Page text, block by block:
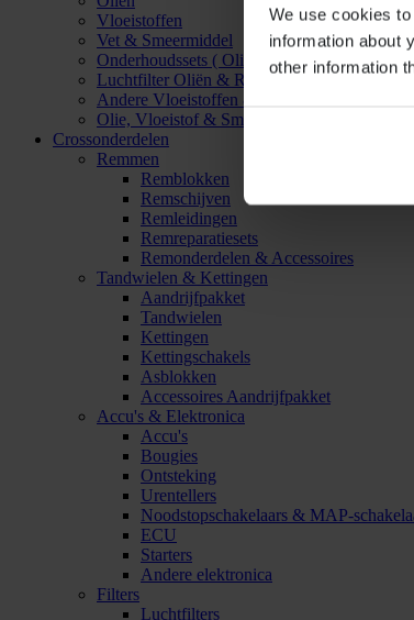
We use cookies
information about
other information
Vloeistoffen
Vet & Smeermiddel
Onderhoudssets ( Olie & Filter)
Luchtfilter Oliën & Reinigers
Andere Vloeistoffen & Smeermiddelen
Olie, Vloeistof & Smeermiddel Accessoires
Crossonderdelen
Remmen
Remblokken
Remschijven
Remleidingen
Remreparatiesets
Remonderdelen & Accessoires
Tandwielen & Kettingen
Aandrijfpakket
Tandwielen
Kettingen
Kettingschakels
Asblokken
Accessoires Aandrijfpakket
Accu's & Elektronica
Accu's
Bougies
Ontsteking
Urentellers
Noodstopschakelaars & MAP-
ECU
Starters
Andere elektronica
Filters
Luchtfilters